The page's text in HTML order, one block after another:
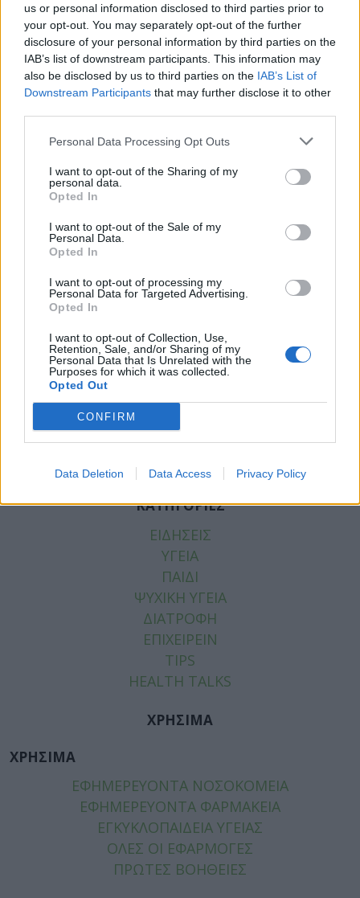
us or personal information disclosed to third parties prior to
your opt-out. You may separately opt-out of the further
disclosure of your personal information by third parties on the
IAB’s list of downstream participants. This information may
also be disclosed by us to third parties on the IAB’s List of
Downstream Participants that may further disclose it to other
Personal Data Processing Opt Outs
I want to opt-out of the Sharing of my
personal data.
Opted In
I want to opt-out of the Sale of my
Personal Data.
Opted In
I want to opt-out of processing my
Personal Data for Targeted Advertising.
Opted In
I want to opt-out of Collection, Use,
Retention, Sale, and/or Sharing of my
Personal Data that Is Unrelated with the
Purposes for which it was collected.
Opted Out
CONFIRM
Data Deletion Data Access Privacy Policy
Facebook
Twitter
ΑΓΙΑ ΒΑΡΒΑΡΑ
ΚΑΤΗΓΟΡΙΕΣ
ΕΙΔΗΣΕΙΣ
ΥΓΕΙΑ
ΠΑΙΔΙ
ΨΥΧΙΚΗ ΥΓΕΙΑ
ΔΙΑΤΡΟΦΗ
ΕΠΙΧΕΙΡΕΙΝ
TIPS
HEALTH TALKS
ΧΡΗΣΙΜΑ
ΧΡΗΣΙΜΑ
ΕΦΗΜΕΡΕΥΟΝΤΑ ΝΟΣΟΚΟΜΕΙΑ
ΕΦΗΜΕΡΕΥΟΝΤΑ ΦΑΡΜΑΚΕΙΑ
ΕΓΚΥΚΛΟΠΑΙΔΕΙΑ ΥΓΕΙΑΣ
ΟΛΕΣ ΟΙ ΕΦΑΡΜΟΓΕΣ
ΠΡΩΤΕΣ ΒΟΗΘΕΙΕΣ